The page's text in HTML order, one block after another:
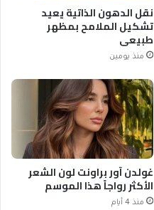
نقل الدهون الذاتية يعيد
تشكيل الملامح بمظهر
طبيعي
منذ يومين
غولدن آور براونت لون الشعر
الأكثر رواجاً هذا الموسم
منذ 4 أيام